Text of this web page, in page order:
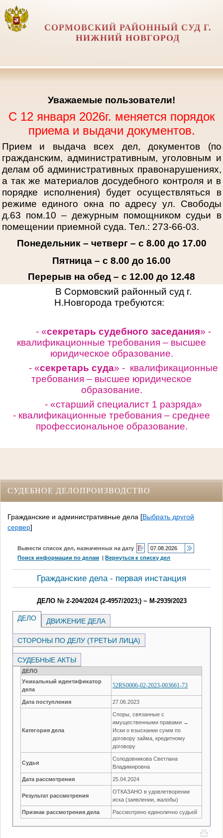
СОРМОВСКИЙ РАЙОННЫЙ СУД Г.
НИЖНИЙ НОВГОРОД
Уважаемые пользователи!
С 12 января 2026г. меняется порядок
приема и выдачи документов.
Прием и выдача всех дел, документов (по
гражданским, административным, уголовным и
делам об административных правонарушениях,
а так же материалов досудебного контроля и в
порядке исполнения) будет осуществляться в
режиме единого окна по адресу ул. Свободы
д.63 пом.10 – дежурным помощником судьи в
помещении приемной суда. Тел.: 273-66-03.
Понедельник – четверг – с 8.00 до 17.00
Пятница – с 8.00 до 16.00
Перерыв на обед – с 12.00 до 12.48
В Сормовский районный суд г.
Н.Новгорода требуются:
- «секретарь судебного заседания» -
квалификационные требования – высшее
юридическое образование.
- «секретарь суда» - квалификационные
требования – высшее юридическое
образование.
- «старший специалист 1 разряда»
- квалификационные требования – среднее
профессиональное образование.
СУДЕБНОЕ ДЕЛОПРОИЗВОДСТВО
Гражданские и административные дела [Выбрать другой
сервер]
Вывести список дел, назначенных на дату
Поиск информации по делам |Вернуться к списку дел
Гражданские дела - первая инстанция
ДЕЛО № 2-204/2024 (2-4957/2023;) ~ М-2939/2023
ДЕЛО ДВИЖЕНИЕ ДЕЛА
СТОРОНЫ ПО ДЕЛУ (ТРЕТЬИ ЛИЦА)
СУДЕБНЫЕ АКТЫ
ДЕЛО
Уникальный идентификатор
дела
52RS0006-02-2023-003661-73
Дата поступления 27.06.2023
Категория дела
Споры, связанные с
имущественными правами →
Иски о взыскании сумм по
договору займа, кредитному
договору
Судья
Солодовникова Светлана
Владимировна
Дата рассмотрения 25.04.2024
Результат рассмотрения
ОТКАЗАНО в удовлетворении
иска (заявлении, жалобы)
Признак рассмотрения дела Рассмотрено единолично судьей